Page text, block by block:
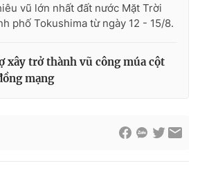
vũ lớn nhất đất nước Mặt Trời
phố Tokushima từ ngày 12 - 15/8.
xây trở thành vũ công múa cột
mạng